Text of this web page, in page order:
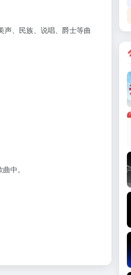
声、民族、说唱、爵士等曲
中。